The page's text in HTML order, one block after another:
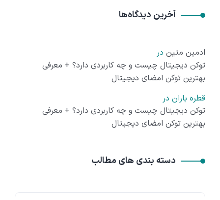
آخرین دیدگاه‌ها
ادمین متین در
توکن دیجیتال چیست و چه کاربردی دارد؟ + معرفی
بهترین توکن امضای دیجیتال
قطره باران در
توکن دیجیتال چیست و چه کاربردی دارد؟ + معرفی
بهترین توکن امضای دیجیتال
دسته بندی های مطالب